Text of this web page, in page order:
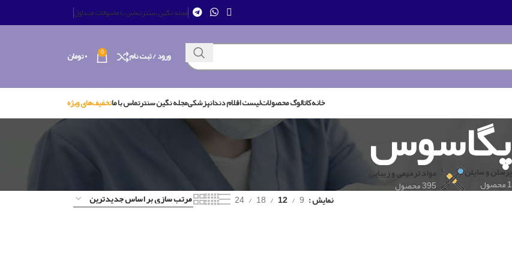
مجله نگین سنترتماس با ماسوالات متداول
ورود / ثبت نام 0 ۰تومان
خانهکاتالوگ محصولاتلیست اقلام دندانپزشکیمجله نگین سنترتماس با ماتخفیف‌های ویژه پگاسوس
پرسلن و سایلن
1 محصول
مواد ترمیمی و زیبایی
395 محصول
نمایش 9
12
18
24